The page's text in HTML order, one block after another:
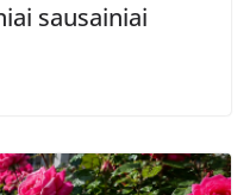
sausainiai